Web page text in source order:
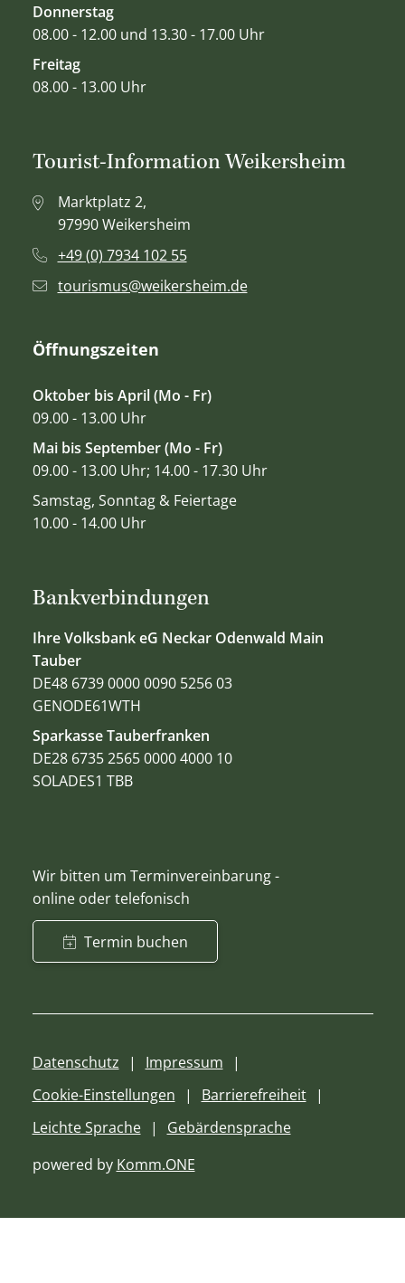
Donnerstag
08.00 - 12.00 und 13.30 - 17.00 Uhr
Freitag
08.00 - 13.00 Uhr
Bankverbindungen
Ihre Volksbank eG Neckar Odenwald Main
Tauber
DE48 6739 0000 0090 5256 03
GENODE61WTH
Sparkasse Tauberfranken
DE28 6735 2565 0000 4000 10
SOLADES1 TBB
Wir bitten um Terminvereinbarung -
online oder telefonisch
Termin buchen
Tourist-Information Weikersheim
Marktplatz 2,
97990 Weikersheim
+49 (0) 7934 102 55
tourismus@weikersheim.de
Öffnungszeiten
Oktober bis April (Mo - Fr)
09.00 - 13.00 Uhr
Mai bis September (Mo - Fr)
09.00 - 13.00 Uhr; 14.00 - 17.30 Uhr
Samstag, Sonntag & Feiertage
10.00 - 14.00 Uhr
Datenschutz
Impressum
Cookie-Einstellungen
Barrierefreiheit
Leichte Sprache
Gebärdensprache
powered by Komm.ONE